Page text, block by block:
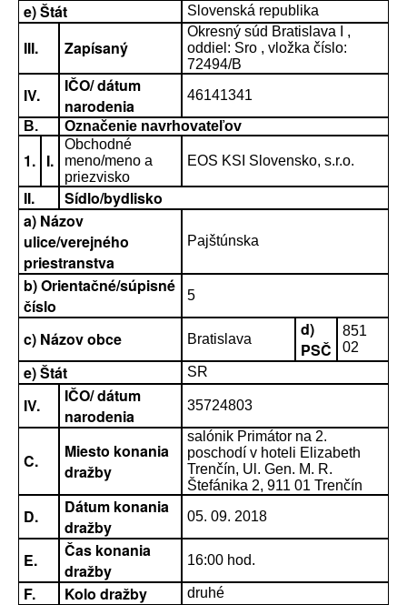
e) Štát Slovenská republika
III. Zapísaný
Okresný súd Bratislava I ,
oddiel: Sro , vložka číslo:
72494/B
IV.
IČO/ dátum
narodenia
46141341
B.
Označenie navrhovateľov
1. I.
Obchodné
meno/meno a
priezvisko
EOS KSI Slovensko, s.r.o.
II.
Sídlo/bydlisko
a) Názov
ulice/verejného
priestranstva
Pajštúnska
b) Orientačné/súpisné
číslo
5
c) Názov obce Bratislava
d)
PSČ
851
02
e) Štát SR
IV.
IČO/ dátum
narodenia
35724803
C.
Miesto konania
dražby
salónik Primátor na 2.
poschodí v hoteli Elizabeth
Trenčín, Ul. Gen. M. R.
Štefánika 2, 911 01 Trenčín
D.
Dátum konania
dražby
05. 09. 2018
E.
Čas konania
dražby
16:00 hod.
F. Kolo dražby druhé